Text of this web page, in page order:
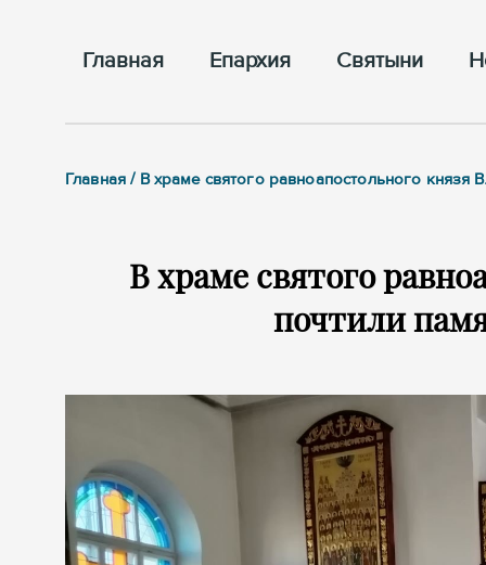
Главная Епархия Cвятыни
Главная / В храме святого равноапостольного князя
В храме святого
почтили